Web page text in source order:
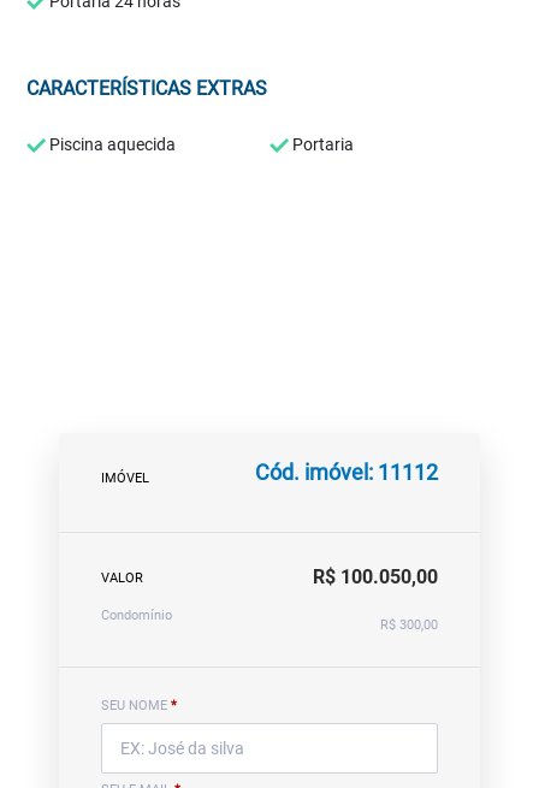
CARACTERÍSTICAS EXTRAS
Piscina aquecida Portaria
IMÓVEL Cód. imóvel: 11112
VALOR R$ 100.050,00
Condomínio
R$ 300,00
SEU NOME *